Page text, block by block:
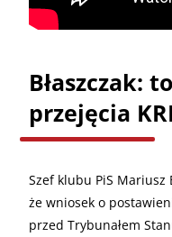
Błaszczak:
przejęcia
Szef klubu PiS Mariusz
że wniosek o
przed Trybunałem